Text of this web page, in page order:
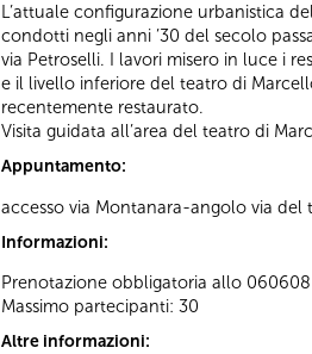
L’attuale configurazione urbanistica
condotti negli anni ’30 del secolo
via Petroselli. I lavori misero in luce i
e il livello inferiore del teatro di
recentemente restaurato.
Visita guidata all’area del teatro di
Appuntamento:
accesso via Montanara-angolo via del
Informazioni:
Prenotazione obbligatoria allo
Massimo partecipanti: 30
Altre informazioni: